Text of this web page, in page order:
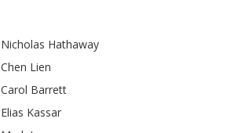
Nicholas Hathaway
Chen Lien
Carol Barrett
Elias Kassar